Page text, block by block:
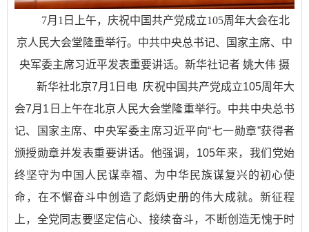
7月1日上午，庆祝中国共产党成立105周年大会在北
京人民大会堂隆重举行。中共中央总书记、国家主席、中
央军委主席习近平发表重要讲话。新华社记者 姚大伟 摄
新华社北京7月1日电 庆祝中国共产党成立105周年大
会7月1日上午在北京人民大会堂隆重举行。中共中央总书
记、国家主席、中央军委主席习近平向“七一勋章”获得者
颁授勋章并发表重要讲话。他强调，105年来，我们党始
终坚守为中国人民谋幸福、为中华民族谋复兴的初心使
命，在不懈奋斗中创造了彪炳史册的伟大成就。新征程
上，全党同志要坚定信心、接续奋斗，不断创造无愧于时